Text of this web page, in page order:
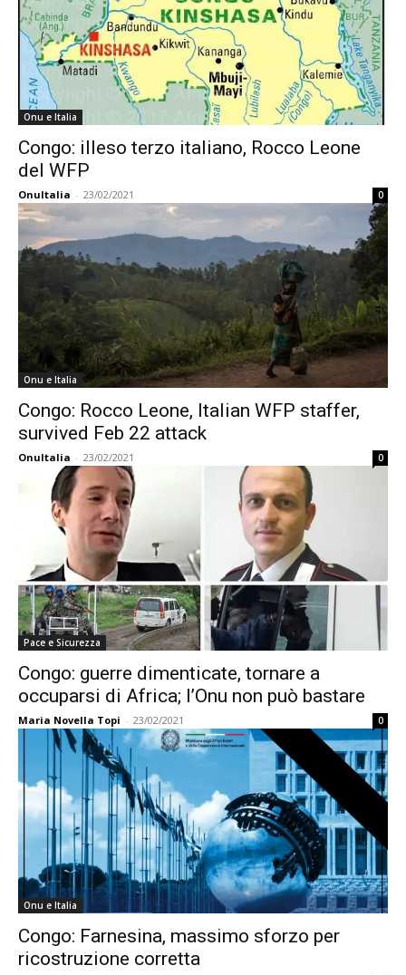
Onu e Italia
Congo: illeso terzo italiano, Rocco Leone
del WFP
OnuItalia - 23/02/2021 0
Onu e Italia
Congo: Rocco Leone, Italian WFP staffer,
survived Feb 22 attack
OnuItalia - 23/02/2021 0
Pace e Sicurezza
Congo: guerre dimenticate, tornare a
occuparsi di Africa; l’Onu non può bastare
Maria Novella Topi - 23/02/2021 0
Onu e Italia
Congo: Farnesina, massimo sforzo per
ricostruzione corretta